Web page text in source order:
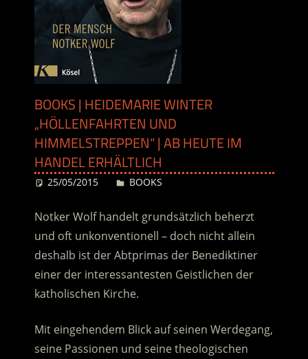
BOOKS | HEIDEMARIE WINTER
„HÖLLENFAHRTEN UND
HIMMELSTREPPEN“ | AB HEUTE IM
HANDEL ERHÄLTLICH
25/05/2015 Desiree
BOOKS
Notker Wolf handelt grundsätzlich beherzt
und oft unkonventionell – doch nicht allein
deshalb ist der Abtprimas der Benediktiner
einer der interessantesten Geistlichen der
katholischen Kirche.
Mit eingehendem Blick auf seinen Werdegang,
seine Passionen und seine theologischen